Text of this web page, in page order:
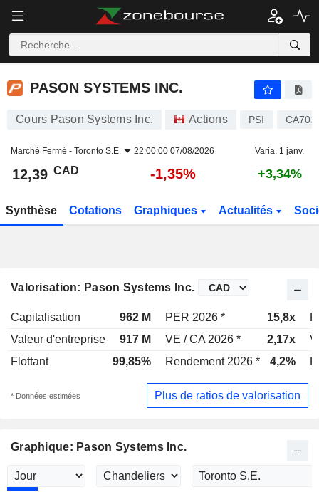
PASON SYSTEMS INC.
PASON SYSTEMS INC.
Cours Pason Systems Inc. Actions PSI
Marché Fermé - Toronto S.E. 22:00:00 07/08/2026 Varia. 1 janv.
12,39 CAD -1,35% +3,34%
Synthèse Cotations Graphiques Actualités
Valorisation: Pason Systems Inc.
Capitalisation 962 M PER 2026 * 15,8x
Valeur d'entreprise
917 M VE / CA 2026 * 2,17x
Flottant
99,85% Rendement 2026 * 4,2%
* Données estimées Plus de ratios de valorisation
Graphique: Pason Systems Inc.